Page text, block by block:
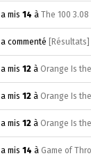
a mis 14 à The 100 3.08
a commenté
a mis 12 à Orange Is
a mis 12 à Orange Is
a mis 12 à Orange Is
a mis 14 à Game of